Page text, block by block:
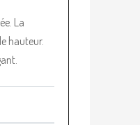
La
hauteur.